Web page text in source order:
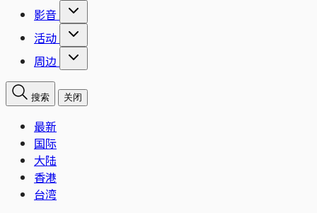
影音
活动
周边
搜索 关闭
最新
国际
大陆
香港
台湾